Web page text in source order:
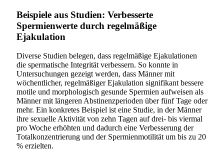
Beispiele aus Studien: Verbesserte
Spermienwerte durch regelmäßige
Ejakulation
Diverse Studien belegen, dass regelmäßige Ejakulationen
die spermatische Integrität verbessern. So konnte in
Untersuchungen gezeigt werden, dass Männer mit
wöchentlicher, regelmäßiger Ejakulation signifikant bessere
motile und morphologisch gesunde Spermien aufweisen als
Männer mit längeren Abstinenzperioden über fünf Tage oder
mehr. Ein konkretes Beispiel ist eine Studie, in der Männer
ihre sexuelle Aktivität von zehn Tagen auf drei- bis viermal
pro Woche erhöhten und dadurch eine Verbesserung der
Totalkonzentrierung und der Spermienmotilität um bis zu 20
% erzielten.